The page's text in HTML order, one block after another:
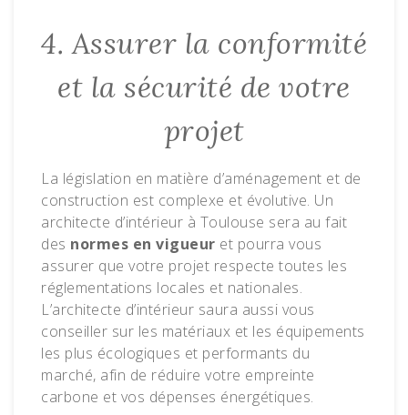
4. Assurer la conformité
et la sécurité de votre
projet
La législation en matière d’aménagement et de
construction est complexe et évolutive. Un
architecte d’intérieur à Toulouse sera au fait
des normes en vigueur et pourra vous
assurer que votre projet respecte toutes les
réglementations locales et nationales.
L’architecte d’intérieur saura aussi vous
conseiller sur les matériaux et les équipements
les plus écologiques et performants du
marché, afin de réduire votre empreinte
carbone et vos dépenses énergétiques.